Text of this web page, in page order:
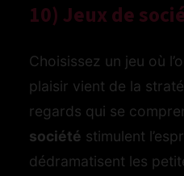
10) Jeux de
Choisissez un jeu où
plaisir vient de la
regards qui se
société stimulent
dédramatisent les